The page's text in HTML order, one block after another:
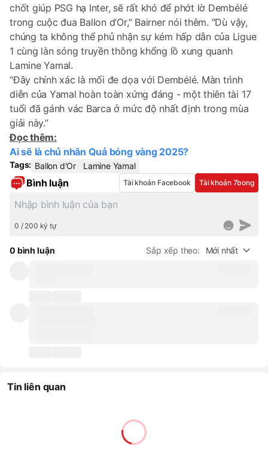
chốt giúp PSG hạ Inter, sẽ rất khó để phớt lờ Dembélé
trong cuộc đua Ballon d’Or,” Bairner nói thêm. “Dù vậy,
chúng ta không thể phủ nhận sự kém hấp dẫn của Ligue
1 cùng làn sóng truyền thông khổng lồ xung quanh
Lamine Yamal.
“Đây chính xác là mối đe dọa với Dembélé. Màn trình
diễn của Yamal hoàn toàn xứng đáng - một thiên tài 17
tuổi đã gánh vác Barca ở mức độ nhất định trong mùa
giải này.”
Đọc thêm:
Ai sẽ là chủ nhân Quả bóng vàng 2025?
Tags: Ballon d'Or Lamine Yamal
Bình luận Tài khoản Facebook Tài khoản 7bong
0 / 200 ký tự
0 bình luận Sắp xếp theo: Mới nhất
Tin liên quan